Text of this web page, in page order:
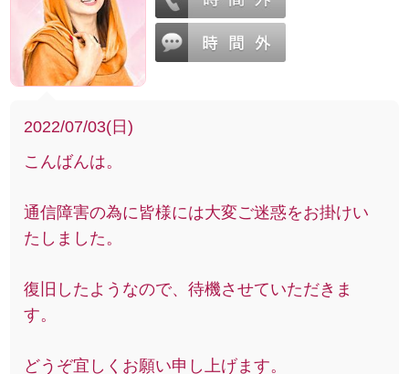
2022/07/03(日)
こんばんは。
通信障害の為に皆様には大変ご迷惑をお掛けい
たしました。
復旧したようなので、待機させていただきま
す。
どうぞ宜しくお願い申し上げます。